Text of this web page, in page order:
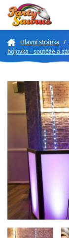
Hlavní stránka /
bojovka - soutěže a